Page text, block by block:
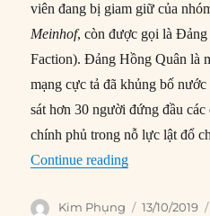
viên đang bị giam giữ của
Meinhof, còn được gọi là
Faction). Đảng Hồng Quân là
mạng cực tả đã khủng bố
sát hơn 30 người đứng đầu
chính phủ trong nỗ lực lật đổ
Continue reading“13/10/1977:
Author
Kim Phụng
Posted
13/10/2019